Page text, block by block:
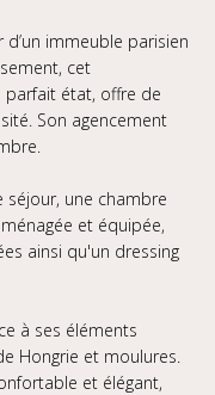
immeuble parisien
cet
parfait état, offre de
Son agencement
séjour, une chambre
et équipée,
ainsi qu'un dressing
à ses éléments
Hongrie et moulures.
et élégant,